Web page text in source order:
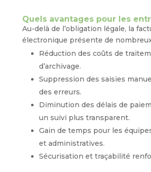
Quels avantages pour les
Au-delà de l’obligation légale, la
électronique présente de
Réduction des coûts de
d’archivage.
Suppression des saisies
des erreurs.
Diminution des délais de
un suivi plus transparent.
Gain de temps pour les
et administratives.
Sécurisation et traçabilité